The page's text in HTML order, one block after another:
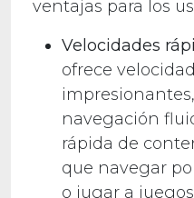
ventajas para los
Velocidades
ofrece
navegación
rápida de
que navegar
o jugar a